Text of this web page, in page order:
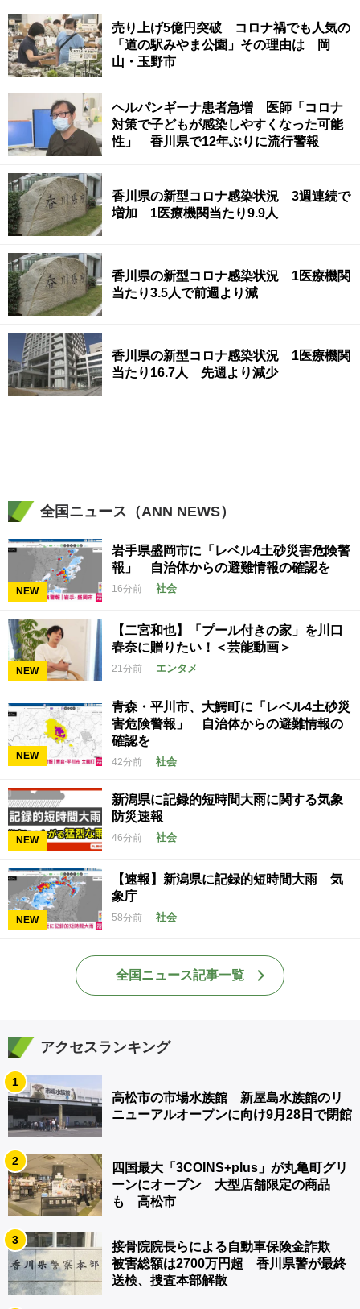
売り上げ5億円突破 コロナ禍でも人気の
「道の駅みやま公園」その理由は 岡
山・玉野市
ヘルパンギーナ患者急増 医師「コロナ
対策で子どもが感染しやすくなった可能
性」 香川県で12年ぶりに流行警報
香川県の新型コロナ感染状況 3週連続で
増加 1医療機関当たり9.9人
香川県の新型コロナ感染状況 1医療機関
当たり3.5人で前週より減
香川県の新型コロナ感染状況 1医療機関
当たり16.7人 先週より減少
全国ニュース（ANN NEWS）
NEW
岩手県盛岡市に「レベル4土砂災害危険警
報」 自治体からの避難情報の確認を
16分前 社会
NEW
【二宮和也】「プール付きの家」を川口
春奈に贈りたい！＜芸能動画＞
21分前 エンタメ
NEW
青森・平川市、大鰐町に「レベル4土砂災
害危険警報」 自治体からの避難情報の
確認を
42分前 社会
NEW
新潟県に記録的短時間大雨に関する気象
防災速報
46分前 社会
NEW
【速報】新潟県に記録的短時間大雨 気
象庁
58分前 社会
全国ニュース記事一覧
アクセスランキング
1
高松市の市場水族館 新屋島水族館のリ
ニューアルオープンに向け9月28日で閉館
2
四国最大「3COINS+plus」が丸亀町グリ
ーンにオープン 大型店舗限定の商品
も 高松市
3
接骨院院長らによる自動車保険金詐欺
被害総額は2700万円超 香川県警が最終
送検、捜査本部解散